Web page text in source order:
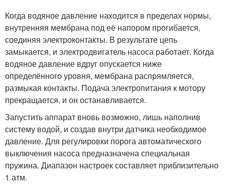
Когда водяное давление находится в пределах нормы,
внутренняя мембрана под её напором прогибается,
соединяя электроконтакты. В результате цепь
замыкается, и электродвигатель насоса работает. Когда
водяное давление вдруг опускается ниже
определённого уровня, мембрана распрямляется,
размыкая контакты. Подача электропитания к мотору
прекращается, и он останавливается.
Запустить аппарат вновь возможно, лишь наполнив
систему водой, и создав внутри датчика необходимое
давление. Для регулировки порога автоматического
выключения насоса предназначена специальная
пружина. Диапазон настроек составляет приблизительно
1 атм.